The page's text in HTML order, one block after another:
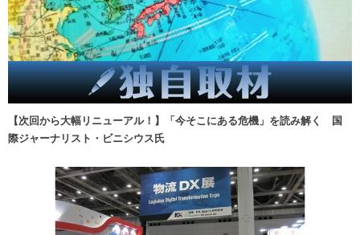
【次回から大幅リニューアル！】「今そこにある危機」を読み解く 国
際ジャーナリスト・ビニシウス氏